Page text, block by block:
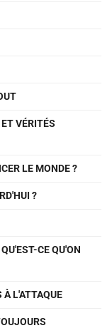
VÉRITÉS
LE MONDE ?
?
CE QU'ON
À L'ATTAQUE